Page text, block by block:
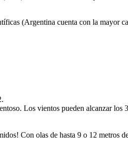
(Argentina cuenta con la mayor
Los vientos pueden alcanzar
Con olas de hasta 9 o 12 metros